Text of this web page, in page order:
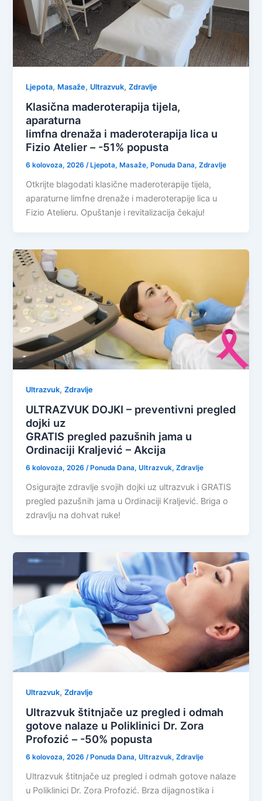
Ljepota, Masaže, Ultrazvuk,Zdravlje
Klasična maderoterapija tijela,
aparaturna
limfna drenaža i maderoterapija lica u
Fizio Atelier – -51% popusta
6 kolovoza, 2026/ Ljepota, Masaže, Ponuda Dana,Zdravlje
Otkrijte blagodati klasične maderoterapije tijela,
aparaturne limfne drenaže i maderoterapije lica u
Fizio Atelieru. Opuštanje i revitalizacija čekaju!
Ultrazvuk,Zdravlje
ULTRAZVUK DOJKI – preventivni pregled
dojki uz
GRATIS pregled pazušnih jama u
Ordinaciji Kraljević – Akcija
6 kolovoza, 2026/ Ponuda Dana,Ultrazvuk,Zdravlje
Osigurajte zdravlje svojih dojki uz ultrazvuk i GRATIS
pregled pazušnih jama u Ordinaciji Kraljević. Briga o
zdravlju na dohvat ruke!
Ultrazvuk,Zdravlje
Ultrazvuk štitnjače uz pregled i odmah
gotove nalaze u Poliklinici Dr. Zora
Profozić – -50% popusta
6 kolovoza, 2026/ Ponuda Dana,Ultrazvuk,Zdravlje
Ultrazvuk štitnjače uz pregled i odmah gotove nalaze
u Poliklinici Dr. Zora Profozić. Brza dijagnostika i